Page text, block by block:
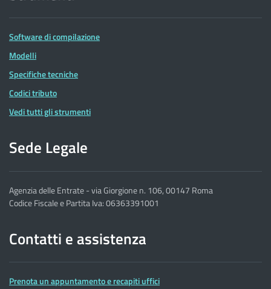
Software di compilazione
Modelli
Specifiche tecniche
Codici tributo
Vedi tutti gli strumenti
Sede Legale
Agenzia delle Entrate - via Giorgione n. 106, 00147 Roma
Codice Fiscale e Partita Iva: 06363391001
Contatti e assistenza
Prenota un appuntamento e recapiti uffici